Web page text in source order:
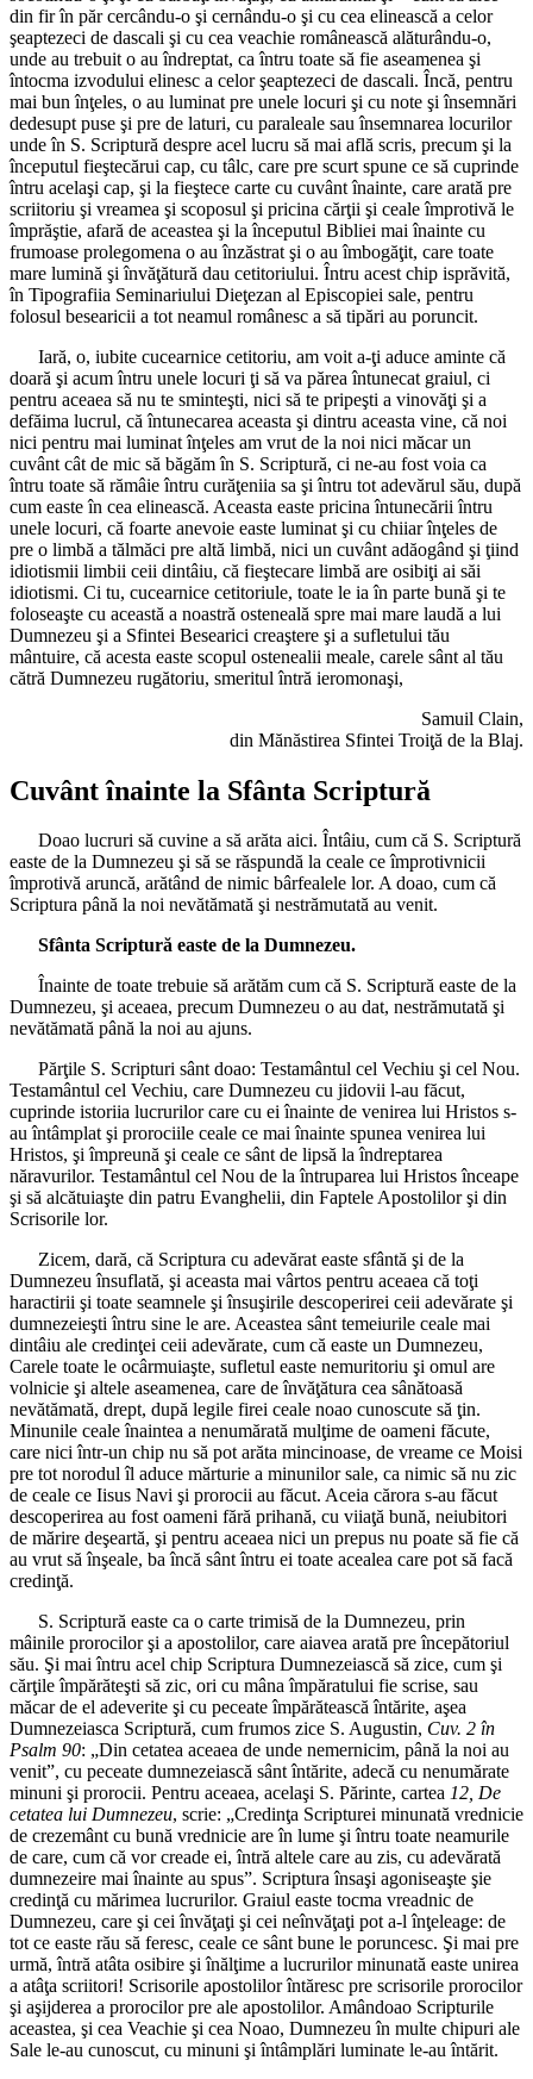
din fir în păr cercându-o şi cernându-o şi cu cea elinească a celor
şeaptezeci de dascali şi cu cea veachie românească alăturându-o,
unde au trebuit o au îndreptat, ca întru toate să fie aseamenea şi
întocma izvodului elinesc a celor şeaptezeci de dascali. Încă, pentru
mai bun înţeles, o au luminat pre unele locuri şi cu note şi însemnări
dedesupt puse şi pre de laturi, cu paraleale sau însemnarea locurilor
unde în S. Scriptură despre acel lucru să mai află scris, precum şi la
începutul fieştecărui cap, cu tâlc, care pre scurt spune ce să cuprinde
întru acelaşi cap, şi la fieştece carte cu cuvânt înainte, care arată pre
scriitoriu şi vreamea şi scoposul şi pricina cărţii şi ceale împrotivă le
împrăştie, afară de aceastea şi la începutul Bibliei mai înainte cu
frumoase prolegomena o au înzăstrat şi o au îmbogăţit, care toate
mare lumină şi învăţătură dau cetitoriului. Întru acest chip isprăvită,
în Tipografiia Seminariului Dieţezan al Episcopiei sale, pentru
folosul besearicii a tot neamul românesc a să tipări au poruncit.
Iară, o, iubite cucearnice cetitoriu, am voit a-ţi aduce aminte că
doară şi acum întru unele locuri ţi să va părea întunecat graiul, ci
pentru aceaea să nu te sminteşti, nici să te pripeşti a vinovăţi şi a
defăima lucrul, că întunecarea aceasta şi dintru aceasta vine, că noi
nici pentru mai luminat înţeles am vrut de la noi nici măcar un
cuvânt cât de mic să băgăm în S. Scriptură, ci ne-au fost voia ca
întru toate să rămâie întru curăţeniia sa şi întru tot adevărul său, după
cum easte în cea elinească. Aceasta easte pricina întunecării întru
unele locuri, că foarte anevoie easte luminat şi cu chiiar înţeles de
pre o limbă a tălmăci pre altă limbă, nici un cuvânt adăogând şi ţiind
idiotismii limbii ceii dintâiu, că fieştecare limbă are osibiţi ai săi
idiotismi. Ci tu, cucearnice cetitoriule, toate le ia în parte bună şi te
foloseaşte cu această a noastră osteneală spre mai mare laudă a lui
Dumnezeu şi a Sfintei Besearici creaştere şi a sufletului tău
mântuire, că acesta easte scopul ostenealii meale, carele sânt al tău
cătră Dumnezeu rugătoriu, smeritul întră ieromonaşi,
Samuil Clain,
din Mănăstirea Sfintei Troiţă de la Blaj.
Cuvânt înainte la Sfânta Scriptură
Doao lucruri să cuvine a să arăta aici. Întâiu, cum că S. Scriptură
easte de la Dumnezeu şi să se răspundă la ceale ce împrotivnicii
împrotivă aruncă, arătând de nimic bârfealele lor. A doao, cum că
Scriptura până la noi nevătămată şi nestrămutată au venit.
Sfânta Scriptură easte de la Dumnezeu.
Înainte de toate trebuie să arătăm cum că S. Scriptură easte de la
Dumnezeu, şi aceaea, precum Dumnezeu o au dat, nestrămutată şi
nevătămată până la noi au ajuns.
Părţile S. Scripturi sânt doao: Testamântul cel Vechiu şi cel Nou.
Testamântul cel Vechiu, care Dumnezeu cu jidovii l-au făcut,
cuprinde istoriia lucrurilor care cu ei înainte de venirea lui Hristos s-
au întâmplat şi prorociile ceale ce mai înainte spunea venirea lui
Hristos, şi împreună şi ceale ce sânt de lipsă la îndreptarea
năravurilor. Testamântul cel Nou de la întruparea lui Hristos înceape
şi să alcătuiaşte din patru Evanghelii, din Faptele Apostolilor şi din
Scrisorile lor.
Zicem, dară, că Scriptura cu adevărat easte sfântă şi de la
Dumnezeu însuflată, şi aceasta mai vârtos pentru aceaea că toţi
haractirii şi toate seamnele şi însuşirile descoperirei ceii adevărate şi
dumnezeieşti întru sine le are. Aceastea sânt temeiurile ceale mai
dintâiu ale credinţei ceii adevărate, cum că easte un Dumnezeu,
Carele toate le ocârmuiaşte, sufletul easte nemuritoriu şi omul are
volnicie şi altele aseamenea, care de învăţătura cea sânătoasă
nevătămată, drept, după legile firei ceale noao cunoscute să ţin.
Minunile ceale înaintea a nenumărată mulţime de oameni făcute,
care nici într-un chip nu să pot arăta mincinoase, de vreame ce Moisi
pre tot norodul îl aduce mărturie a minunilor sale, ca nimic să nu zic
de ceale ce Iisus Navi şi prorocii au făcut. Aceia cărora s-au făcut
descoperirea au fost oameni fără prihană, cu viiaţă bună, neiubitori
de mărire deşeartă, şi pentru aceaea nici un prepus nu poate să fie că
au vrut să înşeale, ba încă sânt întru ei toate acealea care pot să facă
credinţă.
S. Scriptură easte ca o carte trimisă de la Dumnezeu, prin
mâinile prorocilor şi a apostolilor, care aiavea arată pre începătoriul
său. Şi mai întru acel chip Scriptura Dumnezeiască să zice, cum şi
cărţile împărăteşti să zic, ori cu mâna împăratului fie scrise, sau
măcar de el adeverite şi cu peceate împărătească întărite, aşea
Dumnezeiasca Scriptură, cum frumos zice S. Augustin, Cuv. 2 în
Psalm 90: „Din cetatea aceaea de unde nemernicim, până la noi au
venit”, cu peceate dumnezeiască sânt întărite, adecă cu nenumărate
minuni şi prorocii. Pentru aceaea, acelaşi S. Părinte, cartea 12, De
cetatea lui Dumnezeu, scrie: „Credinţa Scripturei minunată vrednicie
de crezemânt cu bună vrednicie are în lume şi întru toate neamurile
de care, cum că vor creade ei, întră altele care au zis, cu adevărată
dumnezeire mai înainte au spus”. Scriptura însaşi agoniseaşte şie
credinţă cu mărimea lucrurilor. Graiul easte tocma vreadnic de
Dumnezeu, care şi cei învăţaţi şi cei neînvăţaţi pot a-l înţeleage: de
tot ce easte rău să feresc, ceale ce sânt bune le poruncesc. Şi mai pre
urmă, întră atâta osibire şi înălţime a lucrurilor minunată easte unirea
a atâţa scriitori! Scrisorile apostolilor întăresc pre scrisorile prorocilor
şi aşijderea a prorocilor pre ale apostolilor. Amândoao Scripturile
aceastea, şi cea Veachie şi cea Noao, Dumnezeu în multe chipuri ale
Sale le-au cunoscut, cu minuni şi întâmplări luminate le-au întărit.